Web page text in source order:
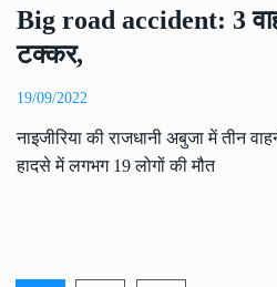
Big road accident: 3
टक्कर,
19/09/2022
नाइजीरिया की राजधानी अबुजा में तीन
हादसे में लगभग 19 लोगों की मौत